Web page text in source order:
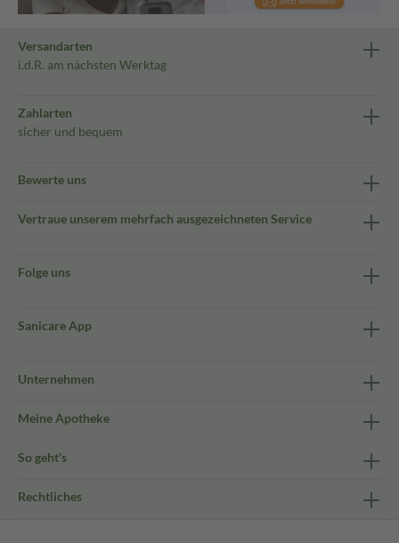
Versandarten
i.d.R. am nächsten Werktag
Zahlarten
sicher und bequem
Bewerte uns
Vertraue unserem mehrfach ausgezeichneten Service
Folge uns
Sanicare App
Unternehmen
Meine Apotheke
So geht's
Rechtliches